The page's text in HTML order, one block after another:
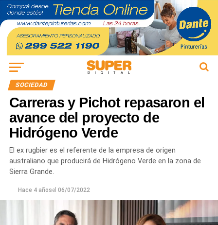
SOCIEDAD
Carreras y Pichot repasaron el
avance del proyecto de
Hidrógeno Verde
El ex rugbier es el referente de la empresa de origen
australiano que producirá de Hidrógeno Verde en la zona de
Sierra Grande.
Hace 4 añosel 06/07/2022